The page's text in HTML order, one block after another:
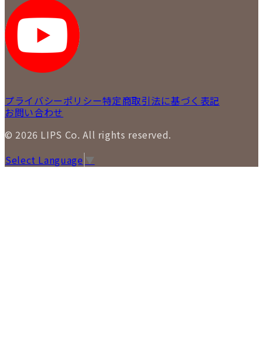
プライバシーポリシー特定商取引法に基づく表記
お問い合わせ
© 2026 LIPS Co. All rights reserved.
Select Language ▼